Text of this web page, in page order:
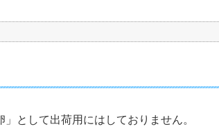
として出荷用にはしておりません。